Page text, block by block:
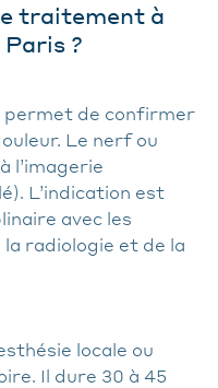
traitement à
?
permet de confirmer
Le nerf ou
l’imagerie
L’indication est
avec les
radiologie et de la
locale ou
Il dure 30 à 45